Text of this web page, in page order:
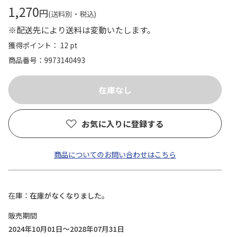
1,270円(送料別・税込)
※配送先により送料は変動いたします。
獲得ポイント： 12 pt
商品番号
9973140493
お気に入りに登録する
商品についてのお問い合わせはこちら
在庫
在庫がなくなりました。
販売期間
2024年10月01日～2028年07月31日